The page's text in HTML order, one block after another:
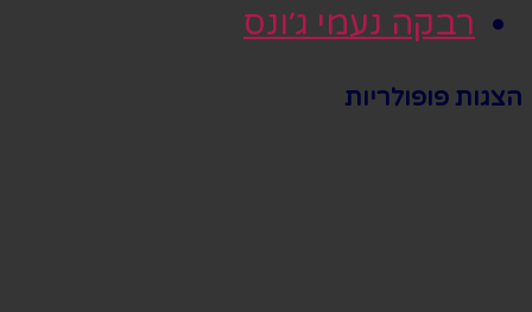
רבקה נעמי ג׳ונס
הצגות פופולריות